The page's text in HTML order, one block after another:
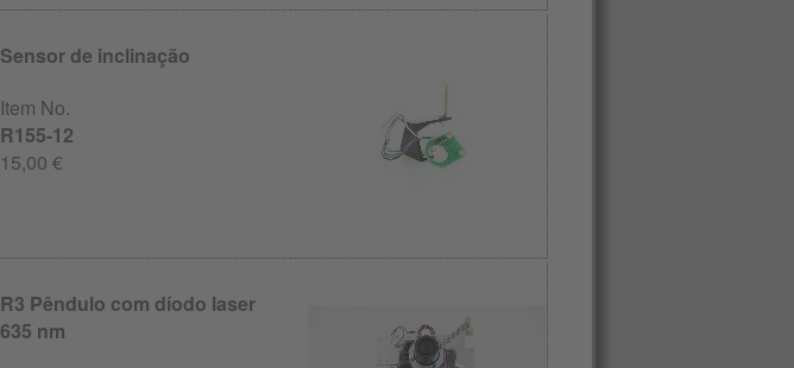
Sensor de inclinação
Item No.
R155-12
15,00 €
R3 Pêndulo com díodo laser
635 nm